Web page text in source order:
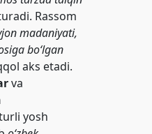
Rassom
madaniyati,
bo‘lgan
aks etadi.
va
yosh